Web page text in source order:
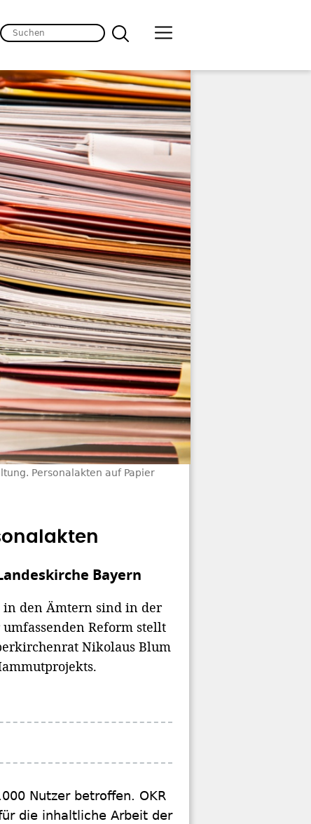
Personalakten auf Papier
Bayern
in den Ämtern sind in der
Reform stellt
Nikolaus Blum
Nutzer betroffen. OKR
die inhaltliche Arbeit der